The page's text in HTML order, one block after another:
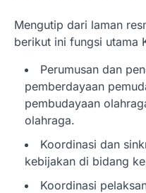
Mengutip dari laman
berikut ini fungsi utama
Perumusan dan
pemberdayaan
pembudayaan
olahraga.
Koordinasi dan
kebijakan di bidang
Koordinasi